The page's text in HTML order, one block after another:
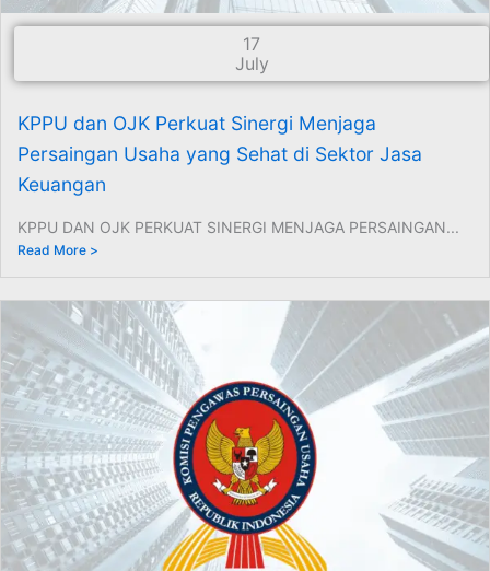
17
July
KPPU dan OJK Perkuat Sinergi Menjaga
Persaingan Usaha yang Sehat di Sektor Jasa
Keuangan
KPPU DAN OJK PERKUAT SINERGI MENJAGA PERSAINGAN...
Read More >